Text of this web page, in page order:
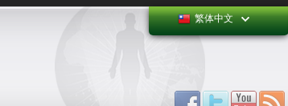
繁体中文